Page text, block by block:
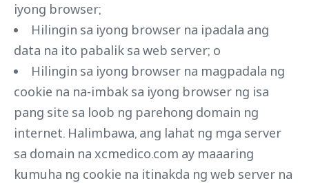
iyong browser;
Hilingin sa iyong browser na ipadala ang
data na ito pabalik sa web server; o
Hilingin sa iyong browser na magpadala ng
cookie na na-imbak sa iyong browser ng isa
pang site sa loob ng parehong domain ng
internet. Halimbawa, ang lahat ng mga server
sa domain na xcmedico.com ay maaaring
kumuha ng cookie na itinakda ng web server na